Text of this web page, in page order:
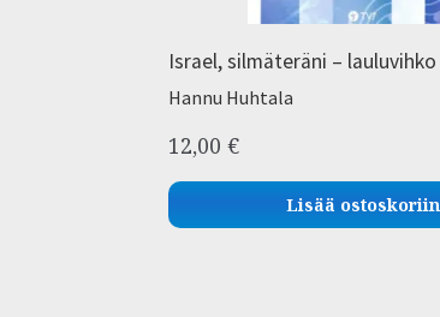
Israel, silmäteräni – lauluvihko
Hannu Huhtala
12,00€
Lisää ostoskoriin